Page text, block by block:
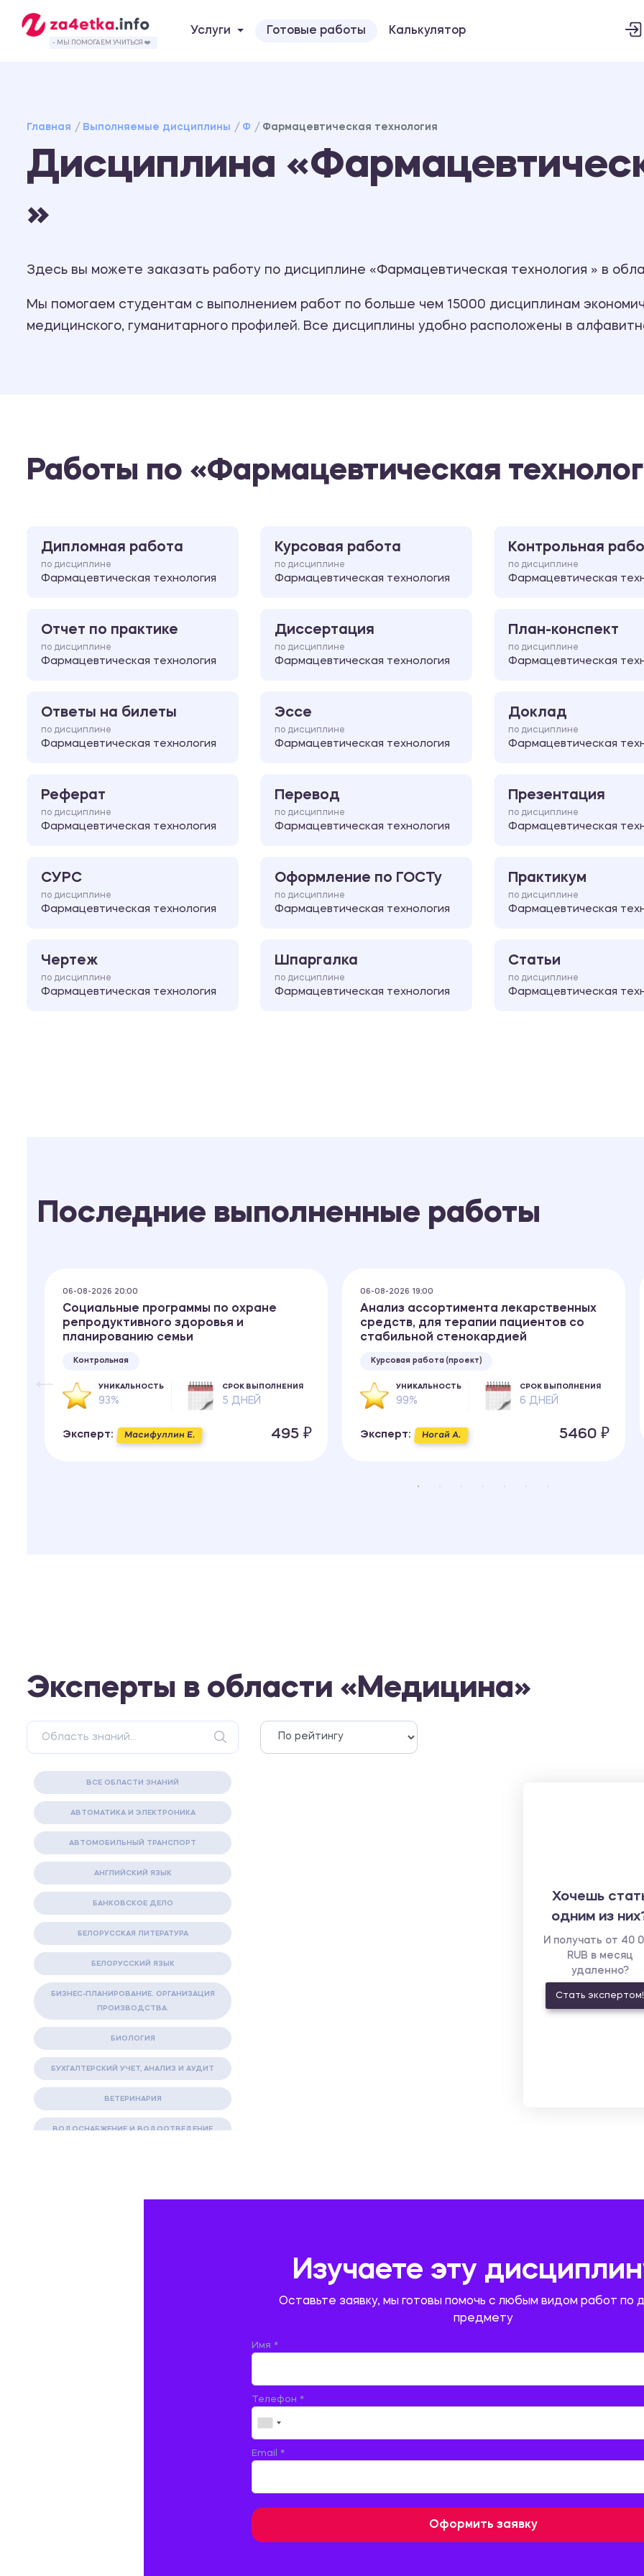
- МЫ ПОМОГАЕМ УЧИТЬСЯ ❤️
Услуги Готовые работы Калькулятор
Главная Выполняемые дисциплины Ф Фармацевтическая технология
Дисциплина
»
Здесь вы можете заказать работу по дисциплине «Фармацевтическая технология » в
Мы помогаем студентам с выполнением работ по больше чем 15000 дисциплинам
медицинского, гуманитарного профилей. Все дисциплины удобно расположены в
Работы по «Фармацевтическая
Дипломная работа
по дисциплине
Фармацевтическая технология
Курсовая работа
по дисциплине
Фармацевтическая технология
Контрольная
по дисциплине
Фармацевтическая
Отчет по практике
по дисциплине
Фармацевтическая технология
Диссертация
по дисциплине
Фармацевтическая технология
План-конспект
по дисциплине
Фармацевтическая
Ответы на билеты
по дисциплине
Фармацевтическая технология
Эссе
по дисциплине
Фармацевтическая технология
Доклад
по дисциплине
Фармацевтическая
Реферат
по дисциплине
Фармацевтическая технология
Перевод
по дисциплине
Фармацевтическая технология
Презентация
по дисциплине
Фармацевтическая
СУРС
по дисциплине
Фармацевтическая технология
Оформление по ГОСТу
по дисциплине
Фармацевтическая технология
Практикум
по дисциплине
Фармацевтическая
Чертеж
по дисциплине
Фармацевтическая технология
Шпаргалка
по дисциплине
Фармацевтическая технология
Статьи
по дисциплине
Фармацевтическая
Последние выполненные работы
06-08-2026 20:00
Социальные программы по охране
репродуктивного здоровья и
планированию семьи
Контрольная
УНИКАЛЬНОСТЬ
93%
СРОК ВЫПОЛНЕНИЯ
5 ДНЕЙ
Эксперт: Масифуллин Е. 495 ₽
06-08-2026 19:00
Анализ ассортимента лекарственных
средств, для терапии пациентов со
стабильной стенокардией
Курсовая работа (проект)
УНИКАЛЬНОСТЬ
99%
СРОК ВЫПОЛНЕНИЯ
6 ДНЕЙ
Эксперт: Ногай А. 5460 ₽
Эксперты в области «Медицина»
ВСЕ ОБЛАСТИ ЗНАНИЙ
АВТОМАТИКА И ЭЛЕКТРОНИКА
АВТОМОБИЛЬНЫЙ ТРАНСПОРТ
АНГЛИЙСКИЙ ЯЗЫК
БАНКОВСКОЕ ДЕЛО
БЕЛОРУССКАЯ ЛИТЕРАТУРА
БЕЛОРУССКИЙ ЯЗЫК
БИЗНЕС-ПЛАНИРОВАНИЕ. ОРГАНИЗАЦИЯ
ПРОИЗВОДСТВА.
БИОЛОГИЯ
БУХГАЛТЕРСКИЙ УЧЕТ, АНАЛИЗ И АУДИТ
ВЕТЕРИНАРИЯ
ВОДОСНАБЖЕНИЕ И ВОДООТВЕДЕНИЕ
Хочешь
одним из
И получать от 40
RUB в месяц
удаленно?
Стать экспертом!
Изучаете эту
Оставьте заявку, мы готовы помочь с любым видом работ по
предмету
Имя *
Телефон *
Email *